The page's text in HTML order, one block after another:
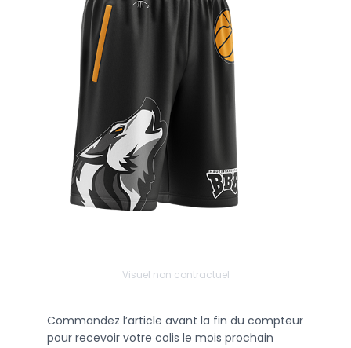
Visuel non contractuel
Commandez l’article avant la fin du compteur
pour recevoir votre colis le mois prochain